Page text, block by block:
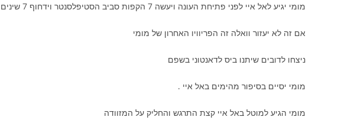
מומי יגיע לאל איי לפני פתיחת העונה ויעשה 7 הקפות סביב הסטיפלסנטר וידחוף 7 שינים של שום בתוך הנעל של קובי נגד עין הרע
אם זה לא יעזור וואלה זה הפריוויו האחרון של מומי
ניצחו לדובים שיתנו ביס לדאנטוני בשפם
מומי יסיים בסיפור מהימים באל איי .
מומי הגיע למוטל באל איי קצת התרגש והחליק על המזוודה